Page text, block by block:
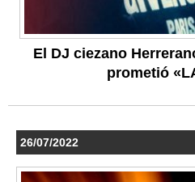
El DJ ciezano
prometió
26/07/2022